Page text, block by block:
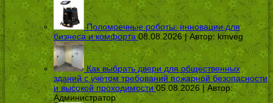
Поломоечные роботы: инновации для
бизнеса и комфорта 08.08.2026 | Автор:kmveg
Как выбрать двери для общественных
зданий с учётом требований пожарной безопасности
и высокой проходимости 05.08.2026 | Автор:
Администратор